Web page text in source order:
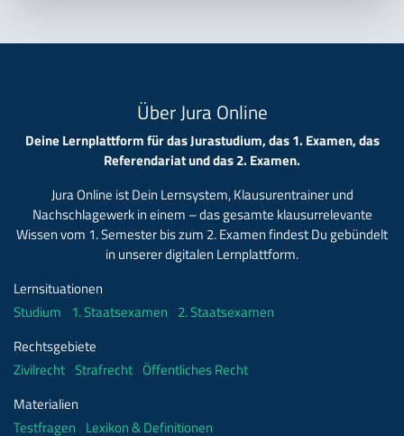
Über Jura Online
Deine Lernplattform für das Jurastudium, das 1. Examen, das
Referendariat und das 2. Examen.
Jura Online ist Dein Lernsystem, Klausurentrainer und
Nachschlagewerk in einem – das gesamte klausurrelevante
Wissen vom 1. Semester bis zum 2. Examen findest Du gebündelt
in unserer digitalen Lernplattform.
Lernsituationen
Studium 1. Staatsexamen 2. Staatsexamen
Rechtsgebiete
Zivilrecht Strafrecht Öffentliches Recht
Materialien
Testfragen Lexikon & Definitionen